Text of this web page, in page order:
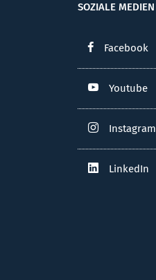
SOZIALE MEDIEN
Facebook
Youtube
Instagram
LinkedIn